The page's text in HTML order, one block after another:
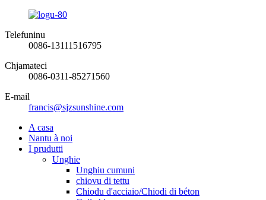
Telefuninu
0086-13111516795
Chjamateci
0086-0311-85271560
E-mail
francis@sjzsunshine.com
A casa
Nantu à noi
I prudutti
Unghie
Unghiu cumuni
chiovu di tettu
Chiodu d'acciaio/Chiodi di béton